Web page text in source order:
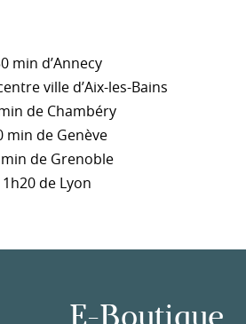
min d’Annecy
ville d’Aix-les-Bains
de Chambéry
min de Genève
min de Grenoble
1h20 de Lyon